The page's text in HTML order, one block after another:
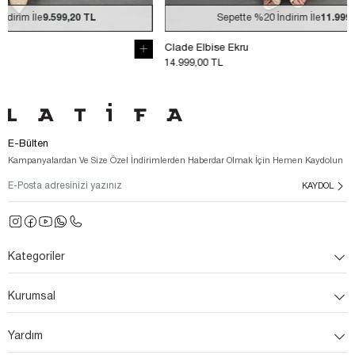
Sepette 11.999,20 TL
E-Bülten
Kampanyalardan Ve Size Özel İndirimlerden Haberdar Olmak İçin Hemen Kaydolun
KAYDOL
Kategoriler
Kurumsal
Yardım